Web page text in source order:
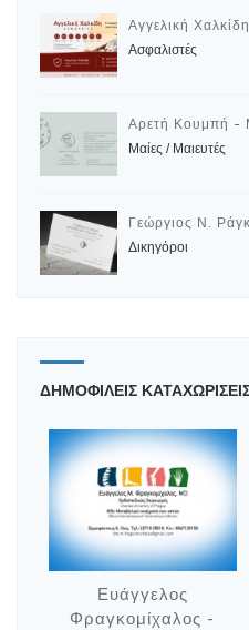
Αγγελική
Ασφαλιστές
Αρετή Κουμπή -
Μαίες / Μαιευτές
Γεώργιος Ν.
Δικηγόροι
ΔΗΜΟΦΙΛΕΙΣ
Ευάγγελος
Φραγκομίχαλος -